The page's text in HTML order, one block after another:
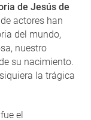
de Jesús de
actores han
del mundo,
nuestro
su nacimiento.
la trágica
el